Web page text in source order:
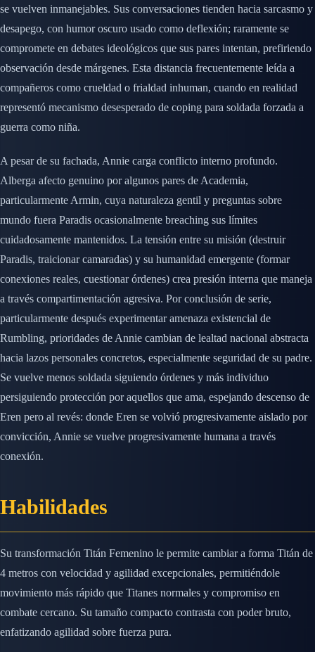
se vuelven inmanejables. Sus conversaciones tienden hacia sarcasmo y
desapego, con humor oscuro usado como deflexión; raramente se
compromete en debates ideológicos que sus pares intentan, prefiriendo
observación desde márgenes. Esta distancia frecuentemente leída a
compañeros como crueldad o frialdad inhuman, cuando en realidad
representó mecanismo desesperado de coping para soldada forzada a
guerra como niña.
A pesar de su fachada, Annie carga conflicto interno profundo.
Alberga afecto genuino por algunos pares de Academia,
particularmente Armin, cuya naturaleza gentil y preguntas sobre
mundo fuera Paradis ocasionalmente breaching sus límites
cuidadosamente mantenidos. La tensión entre su misión (destruir
Paradis, traicionar camaradas) y su humanidad emergente (formar
conexiones reales, cuestionar órdenes) crea presión interna que maneja
a través compartimentación agresiva. Por conclusión de serie,
particularmente después experimentar amenaza existencial de
Rumbling, prioridades de Annie cambian de lealtad nacional abstracta
hacia lazos personales concretos, especialmente seguridad de su padre.
Se vuelve menos soldada siguiendo órdenes y más individuo
persiguiendo protección por aquellos que ama, espejando descenso de
Eren pero al revés: donde Eren se volvió progresivamente aislado por
convicción, Annie se vuelve progresivamente humana a través
conexión.
Habilidades
Su transformación Titán Femenino le permite cambiar a forma Titán de
4 metros con velocidad y agilidad excepcionales, permitiéndole
movimiento más rápido que Titanes normales y compromiso en
combate cercano. Su tamaño compacto contrasta con poder bruto,
enfatizando agilidad sobre fuerza pura.